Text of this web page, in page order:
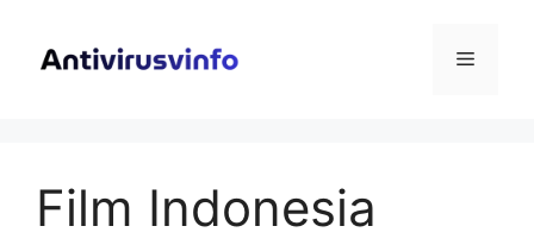
Menu
Film Indonesia